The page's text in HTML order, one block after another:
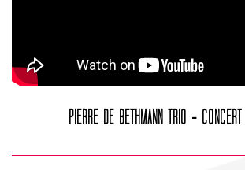
PIERRE DE BETHMANN TRIO -